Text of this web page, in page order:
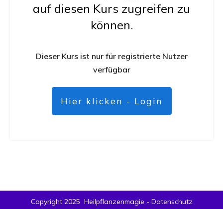
auf diesen Kurs zugreifen zu
können.
Dieser Kurs ist nur für registrierte Nutzer
verfügbar
Hier klicken - Login
Copyright 2025 Heilpflanzenmagie - Datenschutz